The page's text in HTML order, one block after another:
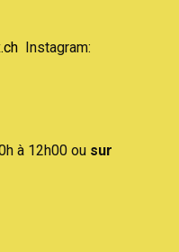
Instagram:
à 12h00 ou sur